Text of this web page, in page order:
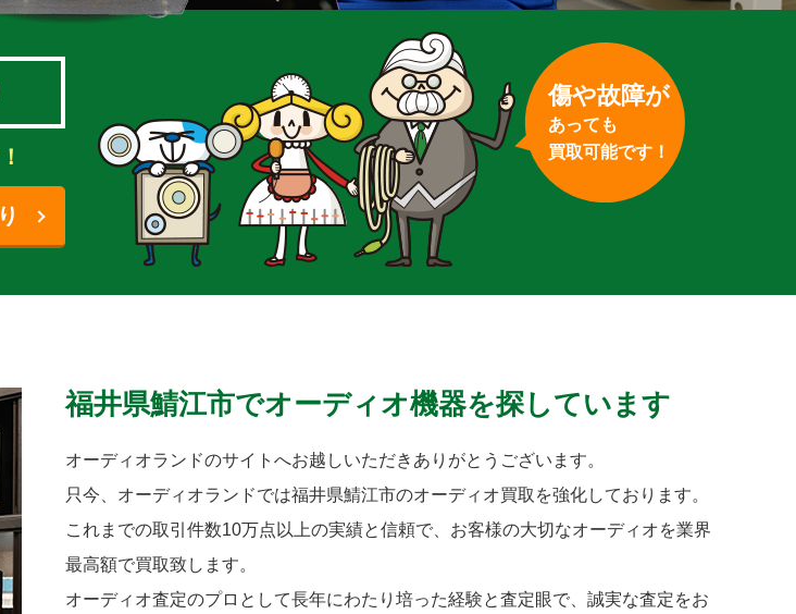
傷や故障が
あっても
買取可能です！
福井県鯖江市でオーディオ機器を探しています
オーディオランドのサイトへお越しいただきありがとうございます。
只今、オーディオランドでは福井県鯖江市のオーディオ買取を強化しております。
これまでの取引件数10万点以上の実績と信頼で、お客様の大切なオーディオを業界
最高額で買取致します。
オーディオ査定のプロとして長年にわたり培った経験と査定眼で、誠実な査定をお